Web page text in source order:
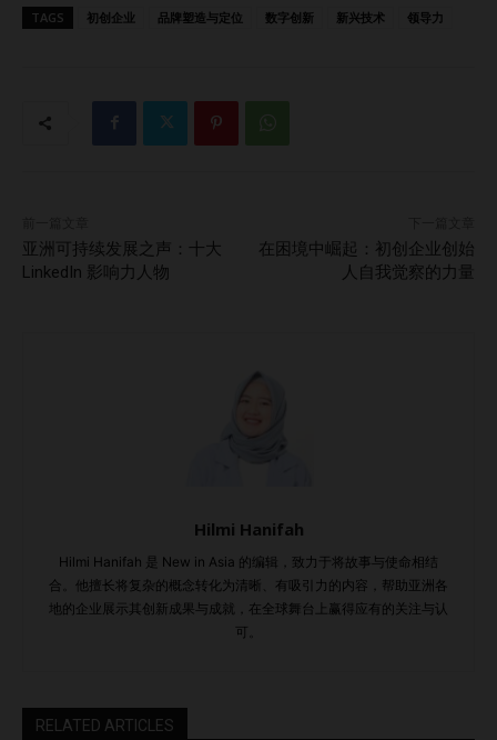
创造一些有意义的东西吧。” 问：作为“分时 CMO”，你看到初
护肤品牌或咖啡品牌。但你存在的意义是什么？当人们听到你
的名字时，会产生怎样的感觉？ 大多数创始人跳过了“为什
择我？”，那你在这个喧嚣世界中只是一种噪音。…
TAGS 初创企业 品牌塑造与定位 数字创新 新兴技术 领导力
亚洲可持续发展之声：十大
LinkedIn 影响力人物
在困境中崛起：初创企业创始
人自我觉察的力量
Hilmi Hanifah
Hilmi Hanifah 是 New in Asia 的编辑，致力于将故事与使命相结
合。他擅长将复杂的概念转化为清晰、有吸引力的内容，帮助亚洲各
地的企业展示其创新成果与成就，在全球舞台上赢得应有的关注与认
可。
RELATED ARTICLES